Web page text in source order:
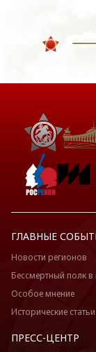
ГЛАВНЫЕ
Новости регионов
Бессмертный полк
Особое мнение
Исторические статьи
ПРЕСС-ЦЕНТР